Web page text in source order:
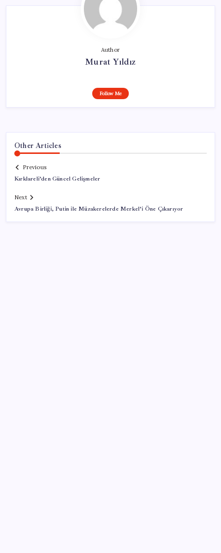
Author
Murat Yıldız
Follow Me
Other Articles
Previous
Kırklareli’den Güncel Gelişmeler
Next
Avrupa Birliği, Putin ile Müzakerelerde Merkel’i Öne Çıkarıyor